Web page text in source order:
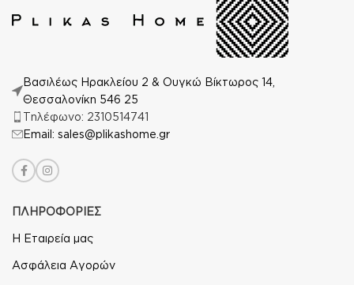
Βασιλέως Ηρακλείου 2 & Ουγκώ Βίκτωρος 14,
Θεσσαλονίκη 546 25
Τηλέφωνο: 2310514741
Email: sales@plikashome.gr
ΠΛΗΡΟΦΟΡΙΕΣ
Η Εταιρεία μας
Ασφάλεια Αγορών